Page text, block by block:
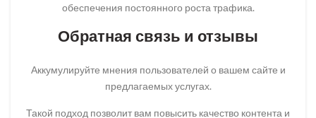
обеспечения постоянного роста трафика.
Обратная связь и отзывы
Аккумулируйте мнения пользователей о вашем сайте и
предлагаемых услугах.
Такой подход позволит вам повысить качество контента и